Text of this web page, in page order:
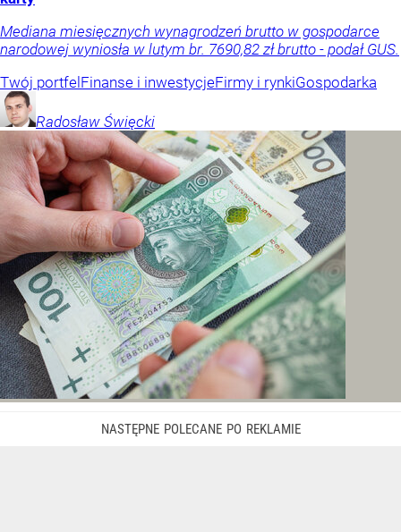
Mediana miesięcznych wynagrodzeń brutto w gospodarce
narodowej wyniosła w lutym br. 7690,82 zł brutto - podał GUS.
Twój portfel Finanse i inwestycjeFirmy i rynkiGospodarka
Radosław Święcki